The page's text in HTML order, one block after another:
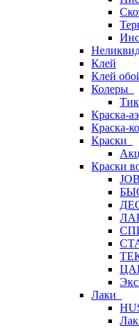
Клей
Клей
Колеры
Краска-
Краска-
Краски
Краски
Лаки